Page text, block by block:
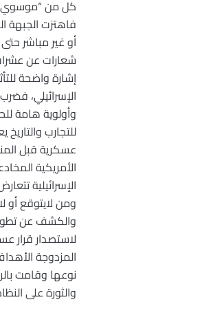
فاهتزت الجبهة
أو غير مباشر
شعارات عن
إشارة واضحة
الإسرائيلي،
وأولوية هامة
للتجارب
عسكرية قبل
الأمريكية
الإسرائيلية
ومن لايتوقع أو
والكشف عن تطور
لاستصدار قرار
المزدوجة
نوعها وقامت
والثورة على